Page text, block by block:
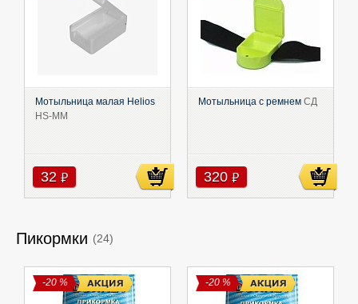
Мотыльница малая Helios
HS-MM
32 руб
Мотыльница с ремнем СД
320 руб
Пикормки (24)
-20 % -20 %